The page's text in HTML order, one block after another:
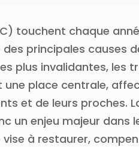
touchent chaque
principales causes
plus invalidantes, les
place centrale,
et de leurs proches.
un enjeu majeur dans
à restaurer,